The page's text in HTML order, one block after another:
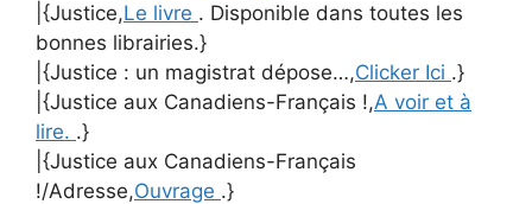
|{Justice,Le livre . Disponible dans toutes les
bonnes librairies.}
|{Justice : un magistrat dépose…,Clicker Ici .}
|{Justice aux Canadiens-Français !,A voir et à
lire. .}
|{Justice aux Canadiens-Français
!/Adresse,Ouvrage .}